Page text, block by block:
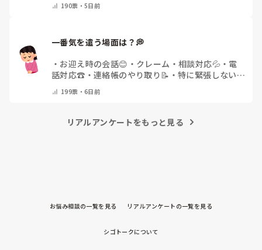
190票・5日前
一番気を遣う場面は？💭
・ お迎え時の会話😊 ・ クレーム・相談対応💦 ・ 電
話対応☎️ ・ 連絡帳のやり取り📝 ・ 特に緊張しない
199票・ 6日前
リアルアンケートをもっと見る
お悩み相談の一覧を見る リアルアンケートの一覧を見る
シゴトークについて